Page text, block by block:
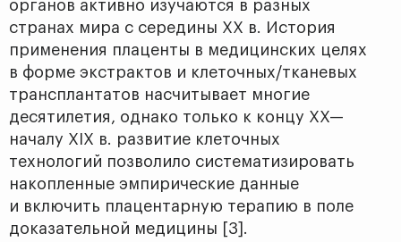
органов активно изучаются в разных
странах мира с середины ХХ в. История
применения плаценты в медицинских целях
в форме экстрактов и клеточных/тканевых
трансплантатов насчитывает многие
десятилетия, однако только к концу ХХ—
началу XIX в. развитие клеточных
технологий позволило систематизировать
накопленные эмпирические данные
и включить плацентарную терапию в поле
доказательной медицины [3].